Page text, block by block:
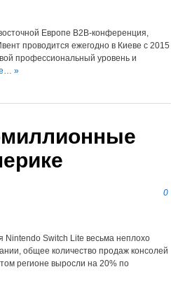
Европе B2B-конференция,
проводится ежегодно в Киеве с 2015
профессиональный уровень и
»
0
Nintendo Switch Lite весьма неплохо
общее количество продаж консолей
регионе выросли на 20% по